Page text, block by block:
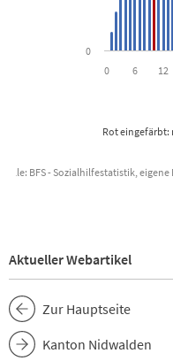
Rot eingefärbt:
0 6 12
0
BFS - Sozialhilfestatistik,
Aktueller Webartikel
Zur Hauptseite
Kanton Nidwalden